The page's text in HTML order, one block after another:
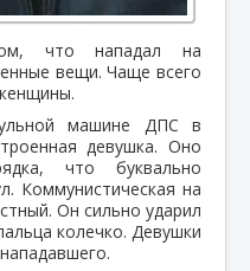
что нападал на
вещи. Чаще всего
машине ДПС в
девушка. Оно
что буквально
Коммунистическая на
Он сильно ударил
колечко. Девушки